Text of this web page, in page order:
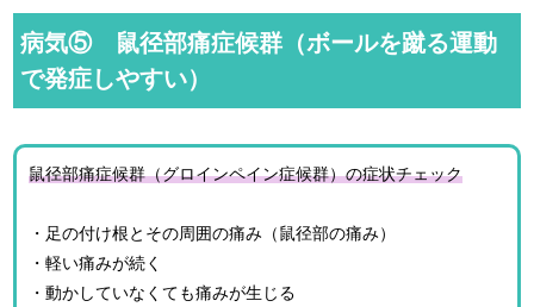
病気⑤ 鼠径部痛症候群（ボールを蹴る運動
で発症しやすい）
鼠径部痛症候群（グロインペイン症候群）の症状チェック
・足の付け根とその周囲の痛み（鼠径部の痛み）
・軽い痛みが続く
・動かしていなくても痛みが生じる